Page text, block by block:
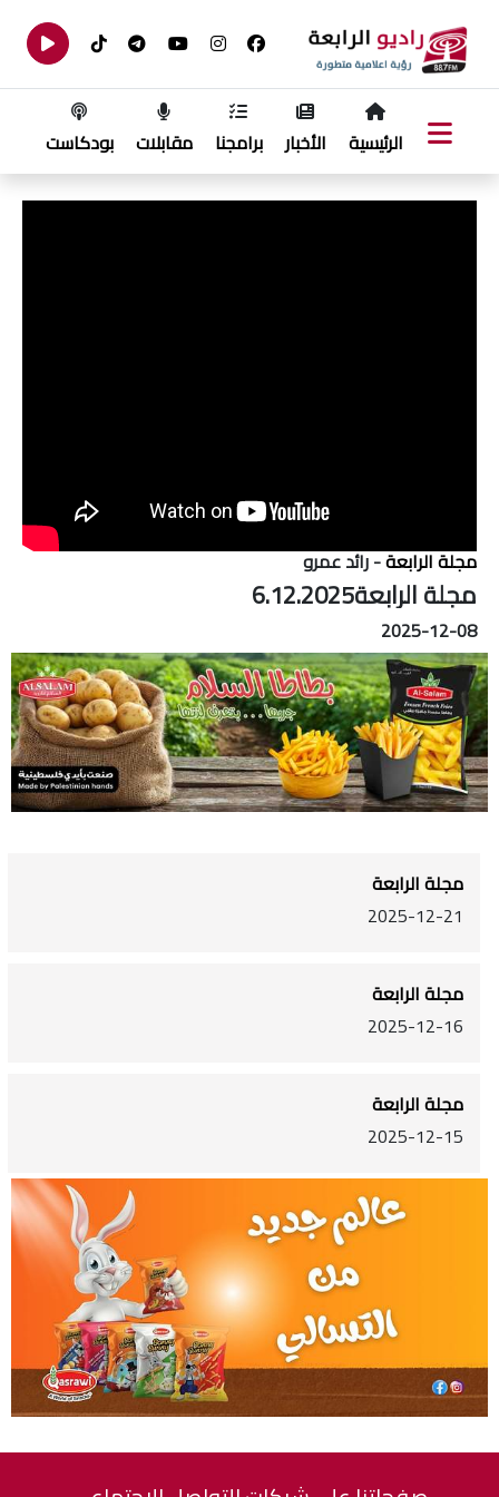
الرئيسية الأخبار برامجنا مقابلات بودكاست
مجلة الرابعة- رائد عمرو
مجلة الرابعة6.12.2025
2025-12-08
مجلة الرابعة
2025-12-21
مجلة الرابعة
2025-12-16
مجلة الرابعة
2025-12-15